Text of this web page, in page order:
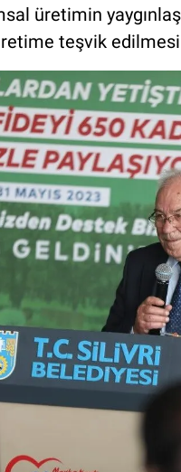
üretimin
teşvik